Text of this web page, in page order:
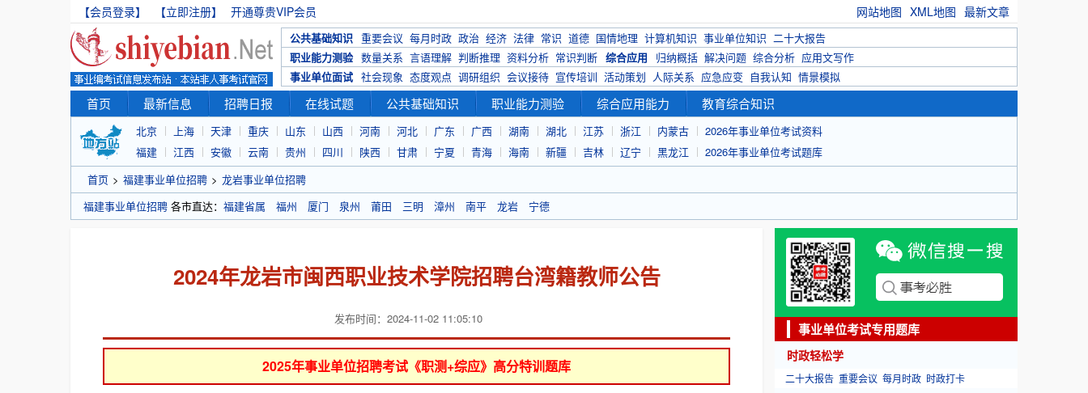
【会员登录】 【立即注册】 开通尊贵VIP会员 网站地图 XML地图 最新文章
公共基础知识 重要会议 每月时政 政治 经济 法律 常识 道德 国情地理 计算机知识 事业单位知识 二十大报告
职业能力测验 数量关系 言语理解 判断推理 资料分析 常识判断 综合应用 归纳概括 解决问题 综合分析 应用文写作
事业单位面试 社会现象 态度观点 调研组织 会议接待 宣传培训 活动策划 人际关系 应急应变 自我认知 情景模拟
首页 最新信息 招聘日报 在线试题 公共基础知识 职业能力测验 综合应用能力 教育综合知识
北京 上海 天津 重庆 山东 山西 河南 河北 广东 广西 湖南 湖北 江苏 浙江 内蒙古
2026年事业单位考试资料
福建
江西 安徽 云南 贵州 四川 陕西 甘肃 宁夏 青海 海南 新疆 吉林 辽宁 黑龙江
2026年事业单位考试题库
首页 > 福建事业单位招聘 > 龙岩事业单位招聘
福建事业单位招聘 各市直达： 福建省属 福州 厦门 泉州 莆田 三明 漳州 南平 龙岩 宁德
2024年龙岩市闽西职业技术学院招聘台湾籍教师公告
发布时间：2024-11-02 11:05:10
2025年事业单位招聘考试《职测+综应》高分特训题库
事业单位考试专用题库
时政轻松学
二十大报告 重要会议 每月时政 时政打卡